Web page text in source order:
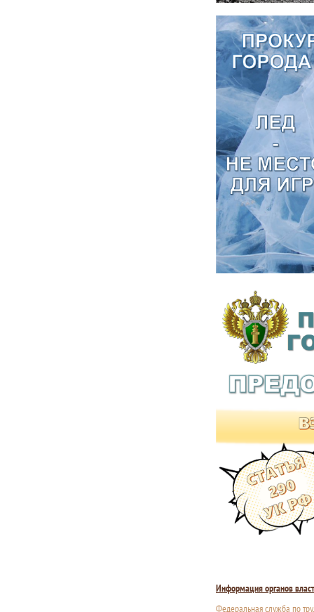
Информация органов
Федеральная служба по